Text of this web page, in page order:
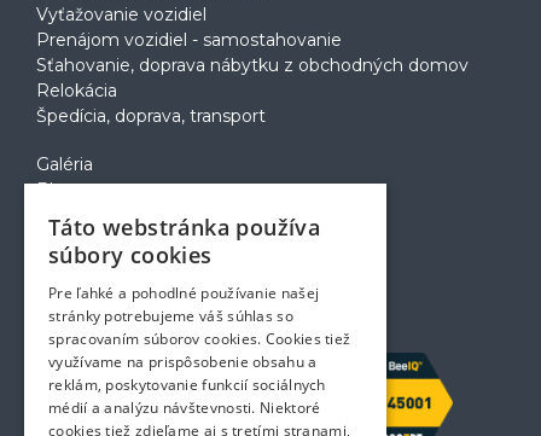
Vyťažovanie vozidiel
Prenájom vozidiel - samostahovanie
Sťahovanie, doprava nábytku z obchodných domov
Relokácia
Špedícia, doprava, transport
Galéria
Blog
Voľné pozície
Zapožičanie krabíc
Rady a tipy pri sťahovaní
Prepravný poriadok
Kontakt
Táto webstránka používa
súbory cookies
Pre ľahké a pohodlné používanie našej
stránky potrebujeme váš súhlas so
spracovaním súborov cookies. Cookies tiež
využívame na prispôsobenie obsahu a
reklám, poskytovanie funkcií sociálnych
médií a analýzu návštevnosti. Niektoré
cookies tiež zdieľame aj s tretími stranami,